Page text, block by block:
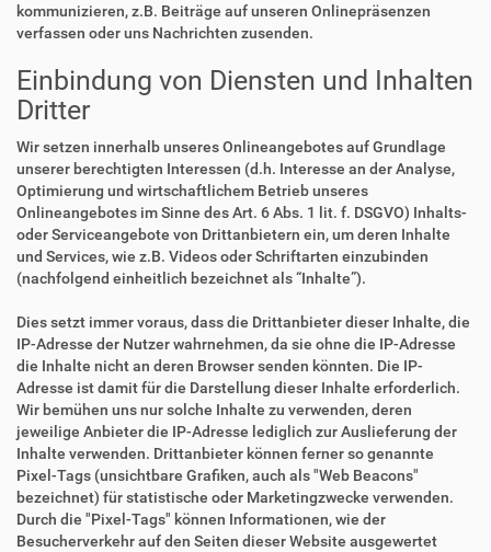
kommunizieren, z.B. Beiträge auf unseren Onlinepräsenzen
verfassen oder uns Nachrichten zusenden.
Einbindung von Diensten und Inhalten
Dritter
Wir setzen innerhalb unseres Onlineangebotes auf Grundlage
unserer berechtigten Interessen (d.h. Interesse an der Analyse,
Optimierung und wirtschaftlichem Betrieb unseres
Onlineangebotes im Sinne des Art. 6 Abs. 1 lit. f. DSGVO) Inhalts-
oder Serviceangebote von Drittanbietern ein, um deren Inhalte
und Services, wie z.B. Videos oder Schriftarten einzubinden
(nachfolgend einheitlich bezeichnet als “Inhalte”).
Dies setzt immer voraus, dass die Drittanbieter dieser Inhalte, die
IP-Adresse der Nutzer wahrnehmen, da sie ohne die IP-Adresse
die Inhalte nicht an deren Browser senden könnten. Die IP-
Adresse ist damit für die Darstellung dieser Inhalte erforderlich.
Wir bemühen uns nur solche Inhalte zu verwenden, deren
jeweilige Anbieter die IP-Adresse lediglich zur Auslieferung der
Inhalte verwenden. Drittanbieter können ferner so genannte
Pixel-Tags (unsichtbare Grafiken, auch als "Web Beacons"
bezeichnet) für statistische oder Marketingzwecke verwenden.
Durch die "Pixel-Tags" können Informationen, wie der
Besucherverkehr auf den Seiten dieser Website ausgewertet